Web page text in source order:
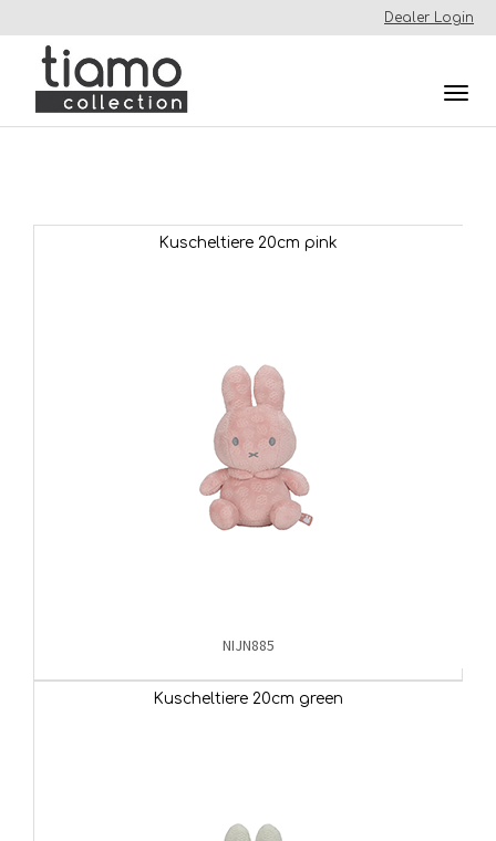
Dealer Login
Kuscheltiere 20cm pink
NIJN885
Kuscheltiere 20cm green